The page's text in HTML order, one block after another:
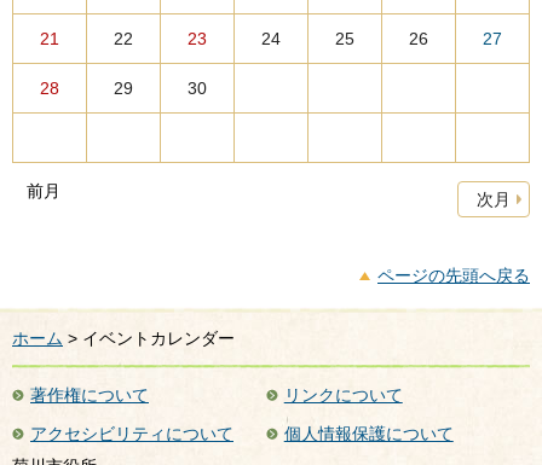
21 22 23 24 25 26 27
28 29 30
前月 次月
ページの先頭へ戻る
ホーム > イベントカレンダー
著作権について
リンクについて
アクセシビリティについて
個人情報保護について